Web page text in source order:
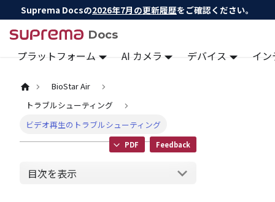
Suprema Docsの2026年7月の更新履歴をご確認ください。
Docs
プラットフォーム AI カメラ デバイス イ
BioStar Air
トラブルシューティング
ビデオ再生のトラブルシューティング
PDF Feedback
目次を表示